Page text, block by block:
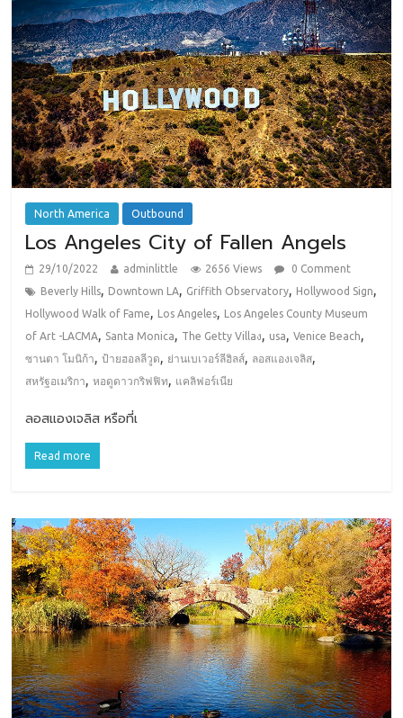
North America Outbound
Los Angeles City of Fallen Angels
29/10/2022 adminlittle 2656 Views
0 Comment
Beverly Hills, Downtown LA, Griffith Observatory, Hollywood Sign,
Hollywood Walk of Fame, Los Angeles, Los Angeles County Museum
of Art -LACMA, Santa Monica, The Getty Villaง, usa,Venice Beach,
ซานตา โมนิก้า,ป้ายฮอลลีวูด, ย่านเบเวอร์ลีฮิลส์, ลอสแองเจลิส,
สหรัฐอเมริกา,หอดูดาวกริฟฟิท, แคลิฟอร์เนีย
ลอสแองเจลิส หรือที่เ
Read more